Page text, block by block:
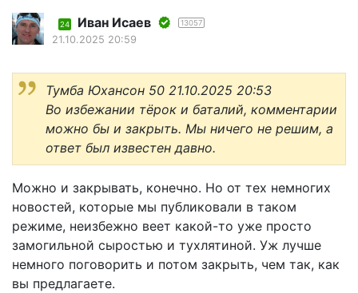
24 Иван Исаев 13057
21.10.2025 20:59
Тумба Юхансон 50 21.10.2025 20:53
Во избежании тёрок и баталий, комментарии
можно бы и закрыть. Мы ничего не решим, а
ответ был известен давно.
Можно и закрывать, конечно. Но от тех немногих
новостей, которые мы публиковали в таком
режиме, неизбежно веет какой-то уже просто
замогильной сыростью и тухлятиной. Уж лучше
немного поговорить и потом закрыть, чем так, как
вы предлагаете.